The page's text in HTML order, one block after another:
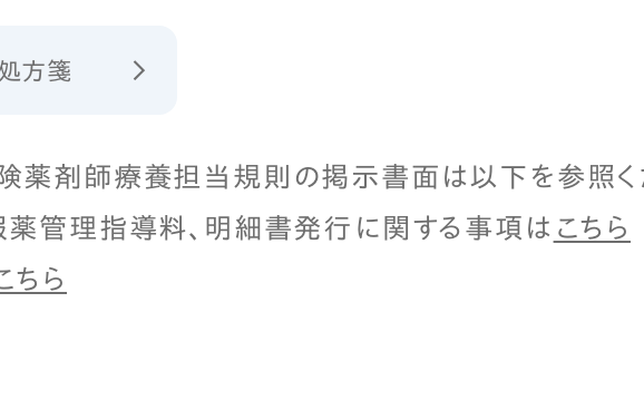
方箋
薬剤師療養担当規則の掲示書面は以下を参照く
管理指導料、明細書発行に関する事項は こちら
ちら